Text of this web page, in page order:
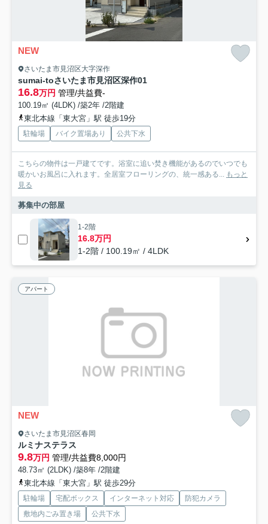
NEW
さいたま市見沼区大字深作
sumai-toさいたま市見沼区深作01
16.8万円 管理/共益費-
100.19㎡ (4LDK) /築2年 /2階建
東北本線「東大宮」駅 徒歩19分
駐輪場 バイク置場あり 公共下水
こちらの物件は一戸建てです。浴室に追い焚き機能があるのでいつでも
暖かいお風呂に入れます。全居室フローリングの、統一感ある... もっと
見る
募集中の部屋
1-2階
16.8万円
1-2階 / 100.19㎡ / 4LDK
アパート
NEW
さいたま市見沼区春岡
ルミナステラス
9.8万円 管理/共益費8,000円
48.73㎡ (2LDK) /築8年 /2階建
東北本線「東大宮」駅 徒歩29分
駐輪場 宅配ボックス インターネット対応
防犯カメラ
敷地内ごみ置き場
公共下水